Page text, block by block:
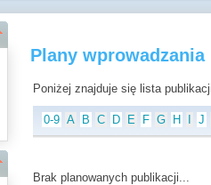
Plany
Poniżej znajduje się lista
0-9 A B C D E F G H J
Brak planowanych publikacji...